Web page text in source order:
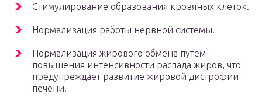
Стимулирование образования кровяных клеток.
Нормализация работы нервной системы.
Нормализация жирового обмена путем
повышения интенсивности распада жиров, что
предупреждает развитие жировой дистрофии
печени.